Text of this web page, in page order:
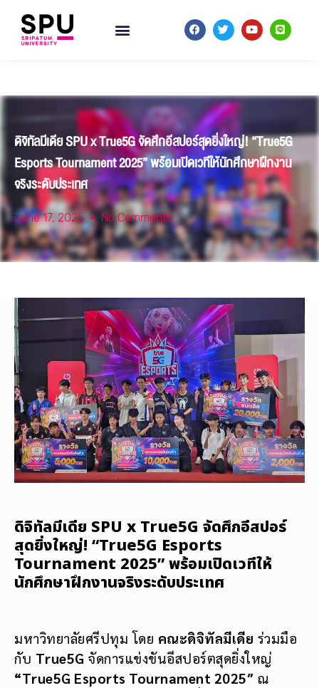
ดิจิทัลมีเดีย SPU x True5G จัดศึกอีสปอร์สุดยิ่งใหญ่! “True5G
Esports Tournament 2025” พร้อมเปิดเวทีให้นักศึกษาฝึกงาน
จริงระดับประเทศ
June 17, 2025 No Comments
ดิจิทัลมีเดีย SPU x True5G จัดศึกอีสปอร์
สุดยิ่งใหญ่! “True5G Esports
Tournament 2025” พร้อมเปิดเวทีให้
นักศึกษาฝึกงานจริงระดับประเทศ
มหาวิทยาลัยศรีปทุม โดย คณะดิจิทัลมีเดีย ร่วมมือ
กับ True5G จัดการแข่งขันอีสปอร์ตสุดยิ่งใหญ่
“True5G Esports Tournament 2025″ ณ